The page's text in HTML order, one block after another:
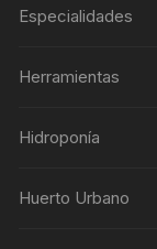
Especialidades
Herramientas
Hidroponía
Huerto Urbano